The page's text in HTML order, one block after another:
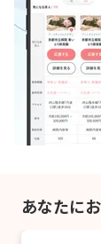
あなたに